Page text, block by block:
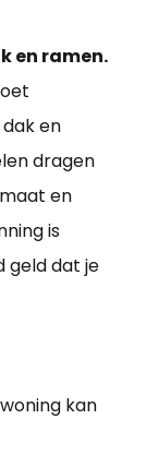
en ramen.
dak en
dragen
en
is
geld dat je
kan